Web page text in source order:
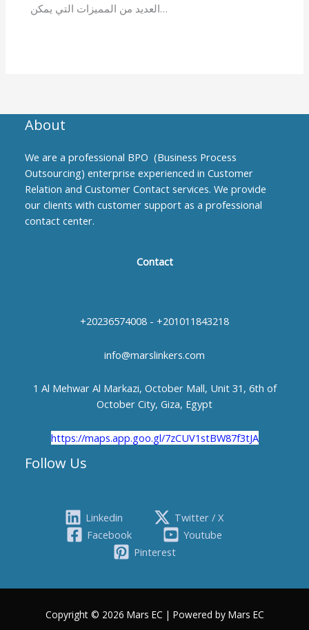
العديد من المميزات التي يمكن…
About
We are a professional BPO (Business Process
Outsourcing) enterprise experienced in Customer
Relation and Customer Contact services. We provide
our clients with customer support as a professional
contact center.
Contact
+20236574008 - +201011843218
info@marslinkers.com
1 Al Mehwar Al Markazi, October Mall, Unit 31, 6th of
October City, Giza, Egypt
https://maps.app.goo.gl/7zCUV1stBW87f3tJA
Follow Us
Linkedin
Twitter / X
Facebook
Youtube
Pinterest
Copyright © 2026 Mars EC | Powered by Mars EC